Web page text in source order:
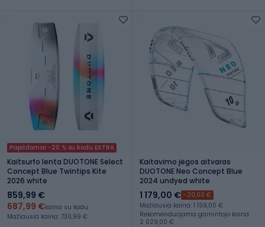
Papildomai -20 % su kodu EXTRA
Kaitsurfo lenta DUOTONE Select
Concept Blue Twintips Kite
2026 white
859,99 €
687,99 €kaina su kodu
Mažiausia kaina: 730,99 €
Kaitavimo jėgos aitvaras
DUOTONE Neo Concept Blue
2024 undyed white
1 179,00 € -20,00 €
Mažiausia kaina: 1 199,00 €
Rekomenduojama gamintojo kaina:
2 029,00 €